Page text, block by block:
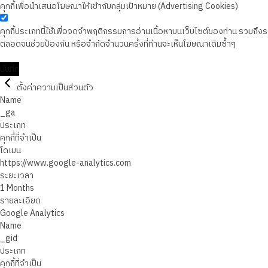
คุกกี้เพื่อนำเสนอโฆษณาให้เข้ากับกลุ่มเป้าหมาย (Advertising Cookies)
คุกกี้ประเภทนี้ใช้เพื่อจดจำพฤติกรรมการอ่านเนื้อหาบนเว็บไซต์ของท่าน รวมถึ
ตลอดจนช่วยป้องกัน หรือจำกัดจำนวนครั้งที่ท่านจะเห็นโฆษณาเดิมซ้ำๆ
ตั้งค่าความเป็นส่วนตัว
Name
_ga
ประเภท
คุกกี้ที่จำเป็น
โดเมน
https://www.google-analytics.com
ระยะเวลา
1 Months
รายละเอียด
Google Analytics
Name
_gid
ประเภท
คุกกี้ที่จำเป็น